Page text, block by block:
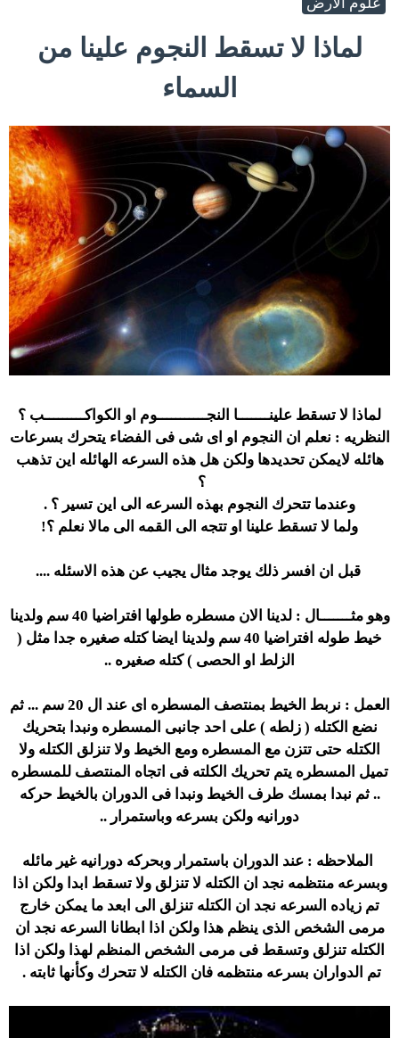
لماذا لا تسقط النجوم علينا من
السماء
لماذا لا تسقط علينـــــــا النجـــــــــــوم او الكواكـــــــــب ؟
النظريه : نعلم ان النجوم او اى شى فى الفضاء يتحرك بسرعات
هائله لايمكن تحديدها ولكن هل هذه السرعه الهائله اين تذهب
؟
وعندما تتحرك النجوم بهذه السرعه الى اين تسير ؟ .
ولما لا تسقط علينا او تتجه الى القمه الى مالا نعلم ؟!
قبل ان افسر ذلك يوجد مثال يجيب عن هذه الاسئله ....
وهو مثـــــــال : لدينا الان مسطره طولها افتراضيا 40 سم ولدينا
خيط طوله افتراضيا 40 سم ولدينا ايضا كتله صغيره جدا مثل (
الزلط او الحصى ) كتله صغيره ..
العمل : نربط الخيط بمنتصف المسطره اى عند ال 20 سم ... ثم
نضع الكتله ( زلطه ) على احد جانبى المسطره ونبدا بتحريك
الكتله حتى تتزن مع المسطره ومع الخيط ولا تنزلق الكتله ولا
تميل المسطره يتم تحريك الكلته فى اتجاه المنتصف للمسطره
.. ثم نبدا بمسك طرف الخيط ونبدا فى الدوران بالخيط حركه
دورانيه ولكن بسرعه وباستمرار ..
الملاحظه : عند الدوران باستمرار وبحركه دورانيه غير مائله
وبسرعه منتظمه نجد ان الكتله لا تنزلق ولا تسقط ابدا ولكن اذا
تم زياده السرعه نجد ان الكتله تنزلق الى ابعد ما يمكن خارج
مرمى الشخص الذى ينظم هذا ولكن اذا ابطانا السرعه نجد ان
الكتله تنزلق وتسقط فى مرمى الشخص المنظم لهذا ولكن اذا
تم الدواران بسرعه منتظمه فان الكتله لا تتحرك وكأنها ثابته .